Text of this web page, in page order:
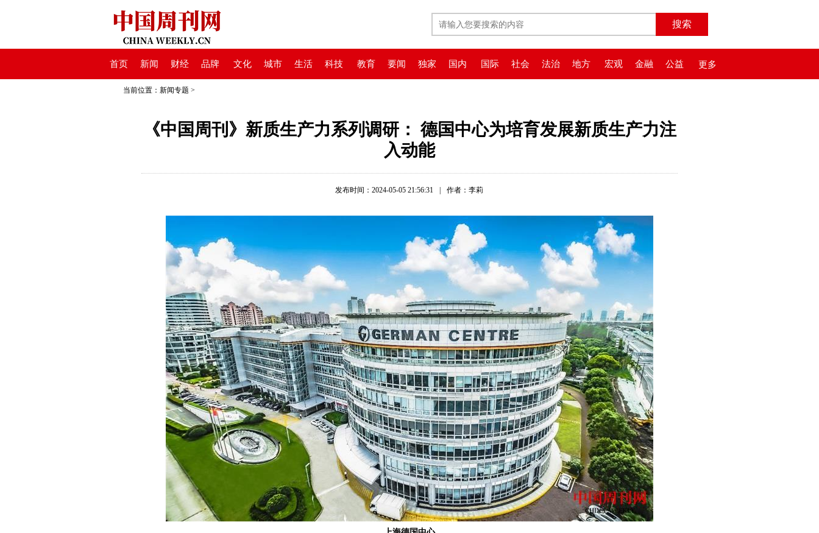
首页 新闻 财经 品牌 文化 城市 生活 科技 教育 要闻 独家 国内 国际 社会 法治 地方 宏观 金融 公益 更多
当前位置： 新闻专题 >
《中国周刊》新质生产力系列调研： 德国中心为培育发展新质生产力注
入动能
发布时间：2024-05-05 21:56:31 作者：李莉